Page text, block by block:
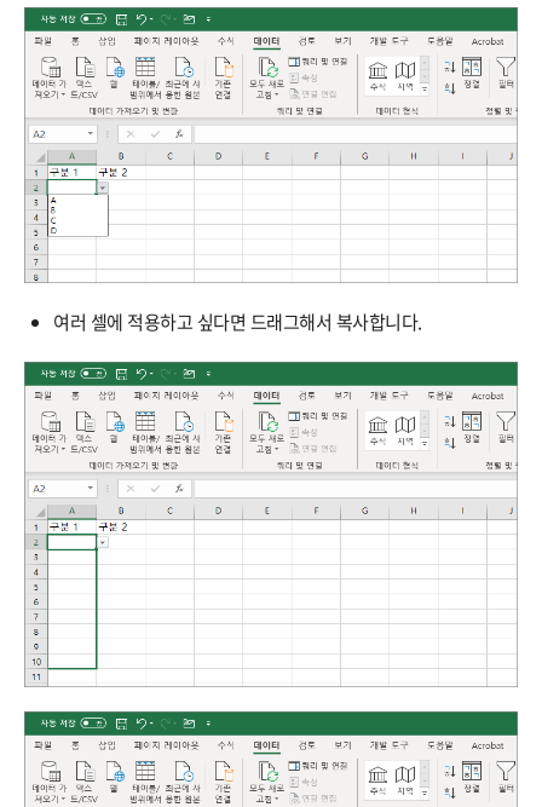
여러 셀에 적용하고 싶다면 드래그해서 복사합니다.